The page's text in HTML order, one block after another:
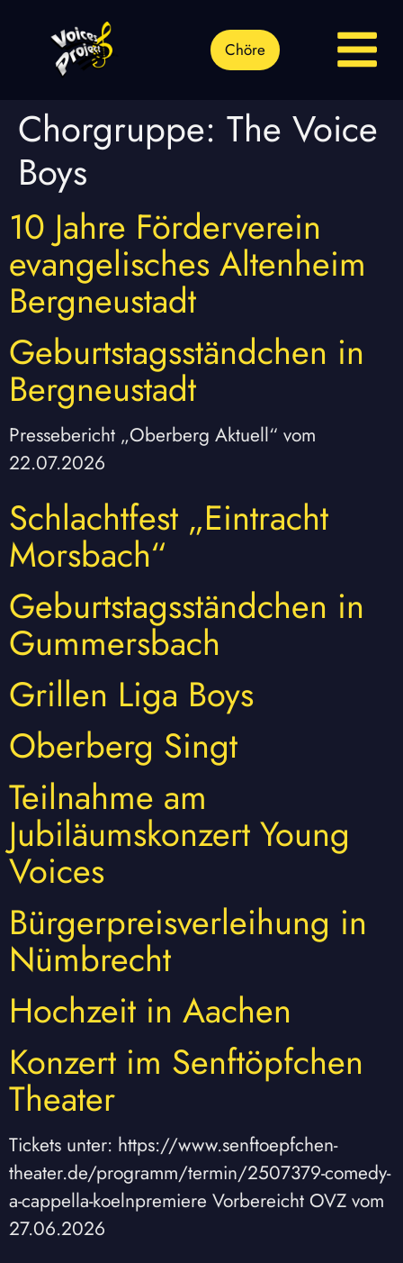
Chöre
Chorgruppe: The Voice
Boys
10 Jahre Förderverein
evangelisches Altenheim
Bergneustadt
Geburtstagsständchen in
Bergneustadt
Pressebericht „Oberberg Aktuell“ vom
22.07.2026
Schlachtfest „Eintracht
Morsbach“
Geburtstagsständchen in
Gummersbach
Grillen Liga Boys
Oberberg Singt
Teilnahme am
Jubiläumskonzert Young
Voices
Bürgerpreisverleihung in
Nümbrecht
Hochzeit in Aachen
Konzert im Senftöpfchen
Theater
Tickets unter: https://www.senftoepfchen-
theater.de/programm/termin/2507379-comedy-
a-cappella-koelnpremiere Vorbereicht OVZ vom
27.06.2026